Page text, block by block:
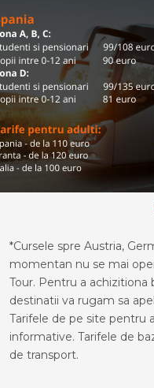
*Cursele spre Austria,
momentan nu se mai
Tour. Pentru a
destinatii va rugam sa
Tarifele de pe site pentru
informative. Tarifele de
de transport.